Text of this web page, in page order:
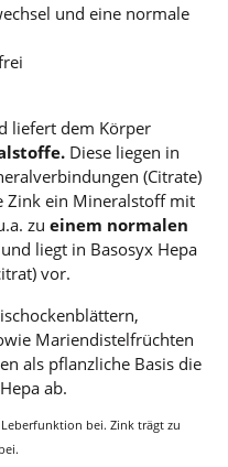
und eine normale
liefert dem Körper
Diese liegen in
(Citrate)
Zink ein Mineralstoff mit
zu einem normalen
und liegt in Basosyx Hepa
vor.
Mariendistelfrüchten
als pflanzliche Basis die
ab.
bei. Zink trägt zu